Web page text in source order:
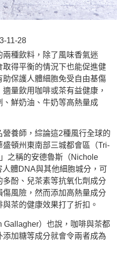
11-28
種飲料，除了風味香氣迷
得平衡的情況下也能促進健
保護人體細胞免受自由基傷
量飲用咖啡或茶有益健康，
鮮奶油、牛奶等高熱量成
養師，綜論這2種風行全球的
頓州東南部三城都會區（Tri-
之稱的安德魯斯（Nichole
體DNA與其他細胞城分，可
酚、兒茶素等抗氧化劑成分
風險，然而添加高熱量成分
茶的健康效果打了折扣。
Gallagher）也說，咖啡與茶都
加糖等成分就會令兩者成為